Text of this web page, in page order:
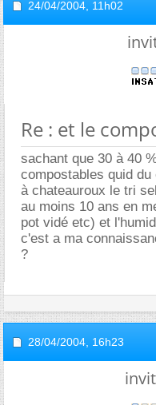
24/04/2004, 11h02
Re : et le
sachant que 30 à 40
compostables quid
à chateauroux le tri
au moins 10 ans en
pot vidé etc) et
c'est a ma
?
28/04/2004, 16h23